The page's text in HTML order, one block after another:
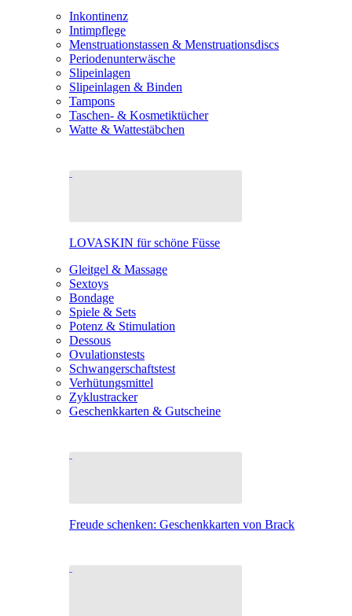
Inkontinenz
Intimpflege
Menstruationstassen & Menstruationsdiscs
Periodenunterwäsche
Slipeinlagen
Slipeinlagen & Binden
Tampons
Taschen- & Kosmetiktücher
Watte & Wattestäbchen
LOVASKIN für schöne Füsse
Gleitgel & Massage
Sextoys
Bondage
Spiele & Sets
Potenz & Stimulation
Dessous
Ovulationstests
Schwangerschaftstest
Verhütungsmittel
Zyklustracker
Geschenkkarten & Gutscheine
Freude schenken: Geschenkkarten von Brack